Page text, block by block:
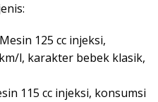
125 cc injeksi,
l, karakter bebek klasik,
115 cc injeksi, konsumsi